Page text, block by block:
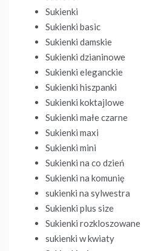
Sukienki
Sukienki basic
Sukienki damskie
Sukienki dzianinowe
Sukienki eleganckie
Sukienki hiszpanki
Sukienki koktajlowe
Sukienki małe czarne
Sukienki maxi
Sukienki mini
Sukienki na co dzień
Sukienki na komunię
sukienki na sylwestra
Sukienki plus size
Sukienki rozkloszowane
sukienki w kwiaty